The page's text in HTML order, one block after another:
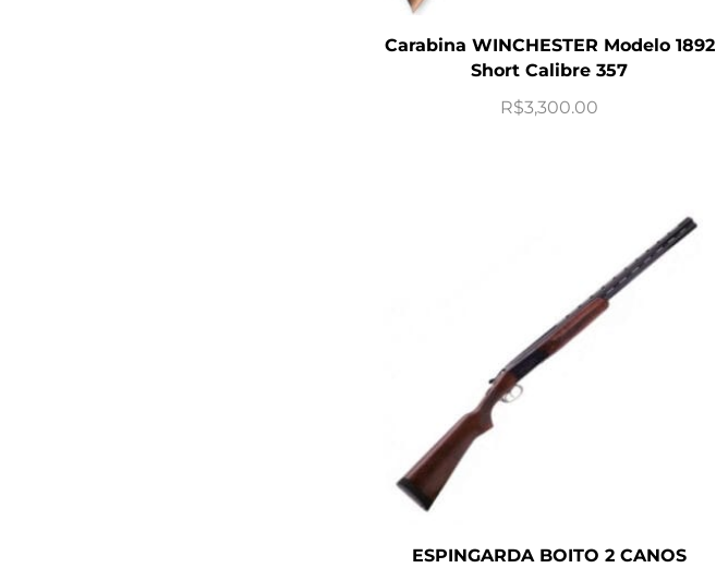
Carabina WINCHESTER Modelo 1892
Short Calibre 357
R$3,300.00
ESPINGARDA BOITO 2 CANOS